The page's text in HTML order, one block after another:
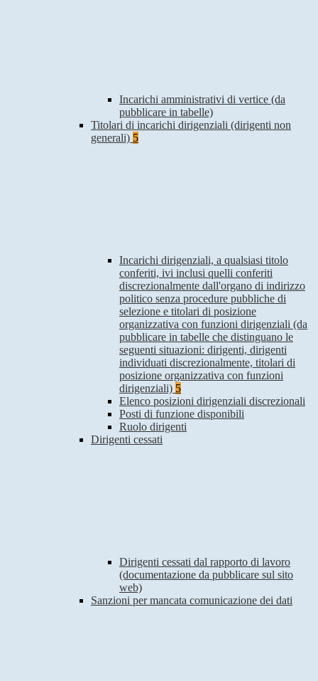
Incarichi amministrativi di vertice (da
pubblicare in tabelle)
Titolari di incarichi dirigenziali (dirigenti non
generali) 5
Incarichi dirigenziali, a qualsiasi titolo
conferiti, ivi inclusi quelli conferiti
discrezionalmente dall'organo di indirizzo
politico senza procedure pubbliche di
selezione e titolari di posizione
organizzativa con funzioni dirigenziali (da
pubblicare in tabelle che distinguano le
seguenti situazioni: dirigenti, dirigenti
individuati discrezionalmente, titolari di
posizione organizzativa con funzioni
dirigenziali) 5
Elenco posizioni dirigenziali discrezionali
Posti di funzione disponibili
Ruolo dirigenti
Dirigenti cessati
Dirigenti cessati dal rapporto di lavoro
(documentazione da pubblicare sul sito
web)
Sanzioni per mancata comunicazione dei dati